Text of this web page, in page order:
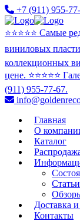
+7 (911) 955-
⭐️⭐️⭐️⭐️⭐️ Самые
виниловых
коллекционных
цене. ⭐️⭐️⭐️⭐️⭐️
(911) 955-77-67.
Главная
О
Каталог
Статьи
Доставка
Контакты